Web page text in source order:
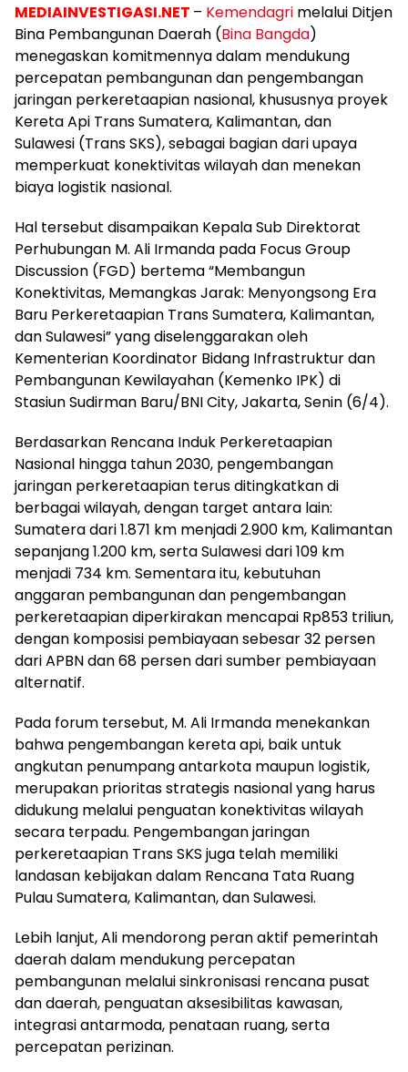
MEDIAINVESTIGASI.NET – Kemendagri melalui Ditjen
Bina Pembangunan Daerah (Bina Bangda)
menegaskan komitmennya dalam mendukung
percepatan pembangunan dan pengembangan
jaringan perkeretaapian nasional, khususnya proyek
Kereta Api Trans Sumatera, Kalimantan, dan
Sulawesi (Trans SKS), sebagai bagian dari upaya
memperkuat konektivitas wilayah dan menekan
biaya logistik nasional.
Hal tersebut disampaikan Kepala Sub Direktorat
Perhubungan M. Ali Irmanda pada Focus Group
Discussion (FGD) bertema “Membangun
Konektivitas, Memangkas Jarak: Menyongsong Era
Baru Perkeretaapian Trans Sumatera, Kalimantan,
dan Sulawesi” yang diselenggarakan oleh
Kementerian Koordinator Bidang Infrastruktur dan
Pembangunan Kewilayahan (Kemenko IPK) di
Stasiun Sudirman Baru/BNI City, Jakarta, Senin (6/4).
Berdasarkan Rencana Induk Perkeretaapian
Nasional hingga tahun 2030, pengembangan
jaringan perkeretaapian terus ditingkatkan di
berbagai wilayah, dengan target antara lain:
Sumatera dari 1.871 km menjadi 2.900 km, Kalimantan
sepanjang 1.200 km, serta Sulawesi dari 109 km
menjadi 734 km. Sementara itu, kebutuhan
anggaran pembangunan dan pengembangan
perkeretaapian diperkirakan mencapai Rp853 triliun,
dengan komposisi pembiayaan sebesar 32 persen
dari APBN dan 68 persen dari sumber pembiayaan
alternatif.
Pada forum tersebut, M. Ali Irmanda menekankan
bahwa pengembangan kereta api, baik untuk
angkutan penumpang antarkota maupun logistik,
merupakan prioritas strategis nasional yang harus
didukung melalui penguatan konektivitas wilayah
secara terpadu. Pengembangan jaringan
perkeretaapian Trans SKS juga telah memiliki
landasan kebijakan dalam Rencana Tata Ruang
Pulau Sumatera, Kalimantan, dan Sulawesi.
Lebih lanjut, Ali mendorong peran aktif pemerintah
daerah dalam mendukung percepatan
pembangunan melalui sinkronisasi rencana pusat
dan daerah, penguatan aksesibilitas kawasan,
integrasi antarmoda, penataan ruang, serta
percepatan perizinan.